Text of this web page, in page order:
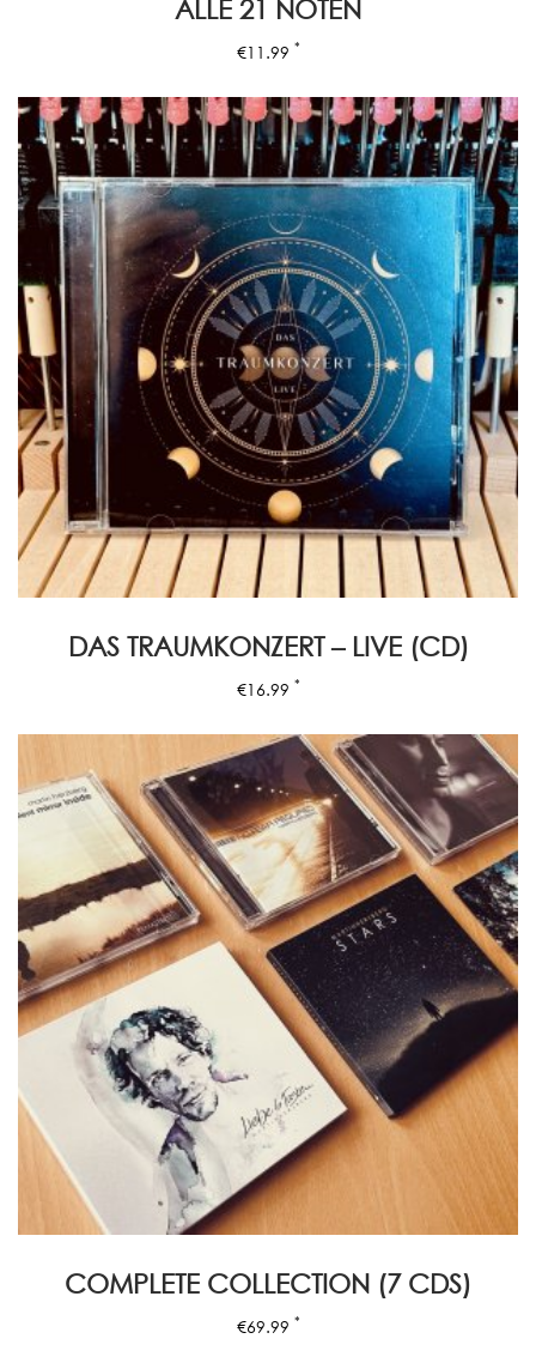
ALLE 21 NOTEN
€11.99 *
DAS TRAUMKONZERT – LIVE (CD)
€16.99 *
COMPLETE COLLECTION (7 CDS)
€69.99 *